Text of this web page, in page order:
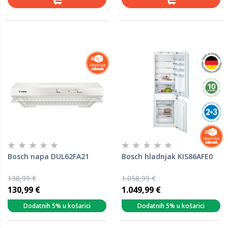
Bosch napa DUL62FA21
138,99 €
130,99 €
Dodatnih 5% u košarici
Bosch hladnjak KIS86AFE0
1.058,99 €
1.049,99 €
Dodatnih 5% u košarici